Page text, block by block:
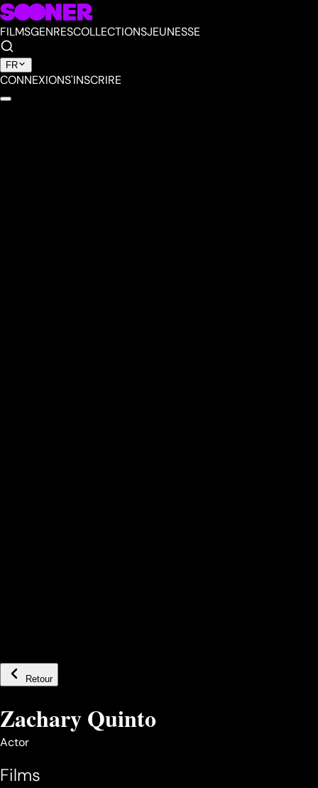
FILMSGENRESCOLLECTIONSJEUNESSE
FR
CONNEXIONS'INSCRIRE
Retour
Zachary Quinto
Actor
Films